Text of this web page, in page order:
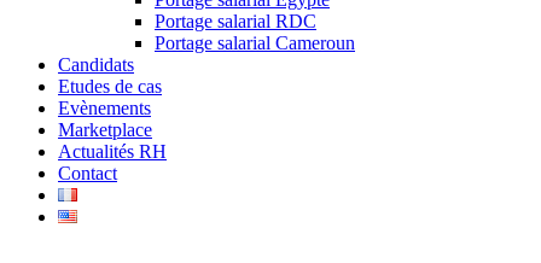
Portage salarial RDC
Portage salarial Cameroun
Candidats
Etudes de cas
Evènements
Marketplace
Actualités RH
Contact